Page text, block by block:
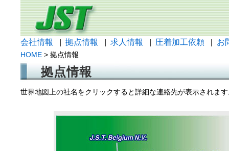
会社情報 拠点情報 求人情報 圧着加工依頼 お
HOME > 拠点情報
拠点情報
世界地図上の社名をクリックすると詳細な連絡先が表示されま